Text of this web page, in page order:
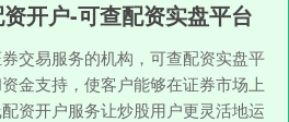
开户-可查配资实盘平台
交易服务的机构，可查配资实盘平
金支持，使客户能够在证券市场上
资开户服务让炒股用户更灵活地运